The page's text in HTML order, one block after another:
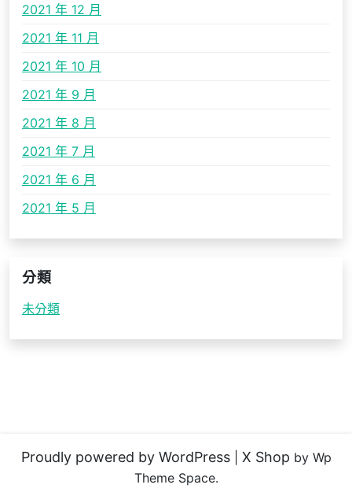
2021 年 12 月
2021 年 11 月
2021 年 10 月
2021 年 9 月
2021 年 8 月
2021 年 7 月
2021 年 6 月
2021 年 5 月
分類
未分類
Proudly powered by WordPress X Shop by Wp
Theme Space.